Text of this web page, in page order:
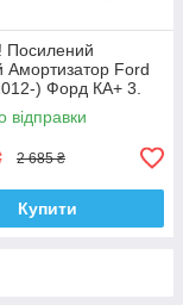
Посилений
Амортизатор Ford
) Форд КА+ 3.
, 3348056
відправки
2 685 ₴
Купити